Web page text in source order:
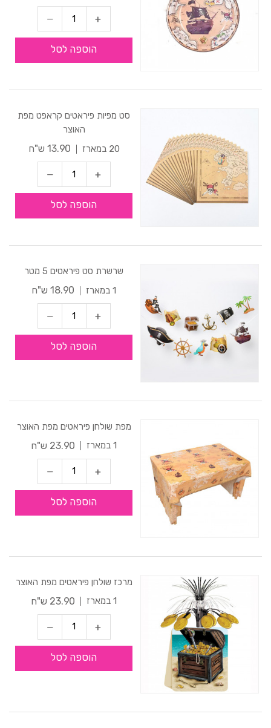
הוספה לסל
סט מפיות פיראטים קראפט מפת
האוצר
20 במארז
13.90 ש"ח
הוספה לסל
שרשרת סט פיראטים 5 מטר
1 במארז
18.90 ש"ח
הוספה לסל
מפת שולחן פיראטים מפת האוצר
1 במארז
23.90 ש"ח
הוספה לסל
מרכז שולחן פיראטים מפת האוצר
1 במארז
23.90 ש"ח
הוספה לסל